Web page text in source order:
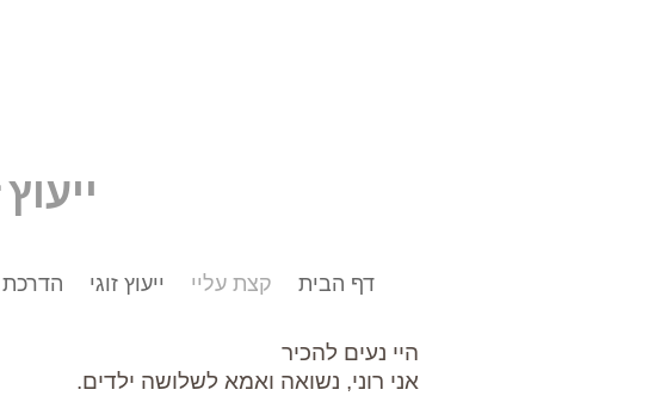
דף הבית קצת עליי ייעוץ זוגי הדרכת
היי נעים להכיר
אני רוני, נשואה ואמא לשלושה ילדים.